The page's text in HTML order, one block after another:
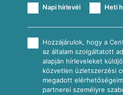
Napi hírlevél Heti
Hozzájárulok, hogy a
az általam szolgáltatott
alapján hírleveleket
közvetlen üzletszerzési
megadott
partnerei személyre